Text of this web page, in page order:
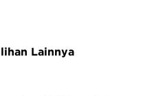
Lainnya